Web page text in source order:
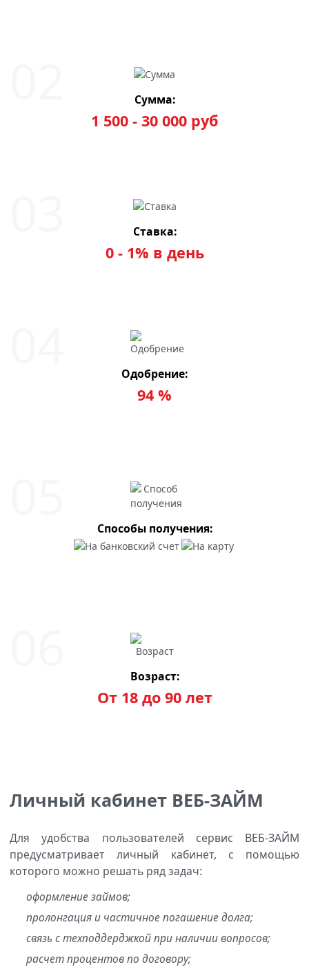
Сумма:
1 500 - 30 000 руб
Ставка:
0 - 1% в день
Одобрение:
94 %
Способы получения:
Возраст:
От 18 до 90 лет
Личный кабинет ВЕБ-ЗАЙМ
Для удобства пользователей сервис ВЕБ-ЗАЙМ
предусматривает личный кабинет, с помощью
которого можно решать ряд задач:
оформление займов;
пролонгация и частичное погашение долга;
связь с техподдерджкой при наличии вопросов;
расчет процентов по договору;